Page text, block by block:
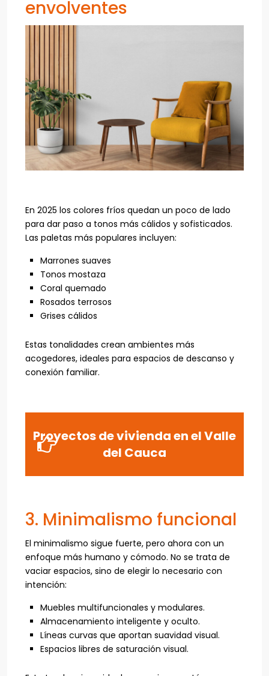
envolventes
En 2025 los colores fríos quedan un poco de lado
para dar paso a tonos más cálidos y sofisticados.
Las paletas más populares incluyen:
Marrones suaves
Tonos mostaza
Coral quemado
Rosados terrosos
Grises cálidos
Estas tonalidades crean ambientes más
acogedores, ideales para espacios de descanso y
conexión familiar.
Proyectos de vivienda en el Valle
del Cauca
3. Minimalismo funcional
El minimalismo sigue fuerte, pero ahora con un
enfoque más humano y cómodo. No se trata de
vaciar espacios, sino de elegir lo necesario con
intención:
Muebles multifuncionales y modulares.
Almacenamiento inteligente y oculto.
Líneas curvas que aportan suavidad visual.
Espacios libres de saturación visual.